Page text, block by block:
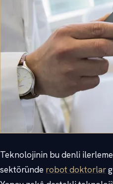
Teknolojinin bu denli
sektöründe robot doktorlar